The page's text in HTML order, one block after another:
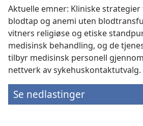
Aktuelle emner: Kliniske
blodtap og anemi uten
vitners religiøse og etiske
medisinsk behandling, og de
tilbyr medisinsk personell
nettverk av sykehuskontaktutvalg.
Se nedlastinger